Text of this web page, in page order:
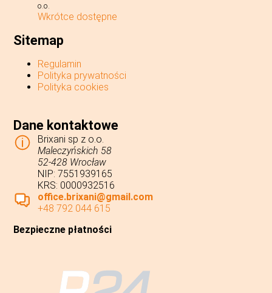
o.o.
Wkrótce dostępne
Sitemap
Regulamin
Polityka prywatności
Polityka cookies
Dane kontaktowe
Brixani sp z o.o.
Maleczyńskich 58
52-428 Wrocław
NIP: 7551939165
KRS: 0000932516
office.brixani@gmail.com
+48 792 044 615
Bezpieczne płatności